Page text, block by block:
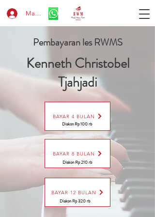
Masuk
Pembayaran les RWMS
Kenneth Christobel
Tjahjadi
BAYAR 4 BULAN
Diskon Rp 100 rb
BAYAR 8 BULAN
Diskon Rp 210 rb
BAYAR 12 BULAN
Diskon Rp 320 rb